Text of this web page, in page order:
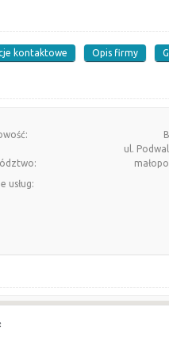
kontaktowe Opis firmy
ul.
usług: